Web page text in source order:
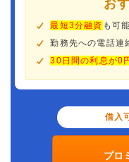
お
最短3分融資 も可
勤務先への電話連
30日間の利息が0
借入
プロ